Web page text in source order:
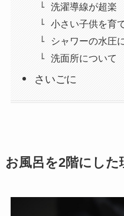
洗濯導線が超楽
小さい子供を育
シャワーの水圧
洗面所について
さいごに
お風呂を2階にした